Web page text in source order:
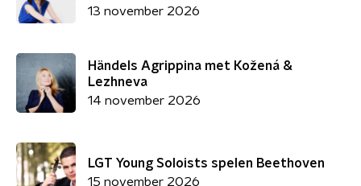
13 november 2026
Händels Agrippina met Kožená &
Lezhneva
14 november 2026
LGT Young Soloists spelen Beethoven
15 november 2026